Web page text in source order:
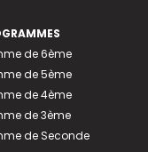
de 6ème
de 5ème
de 4ème
de 3ème
de Seconde